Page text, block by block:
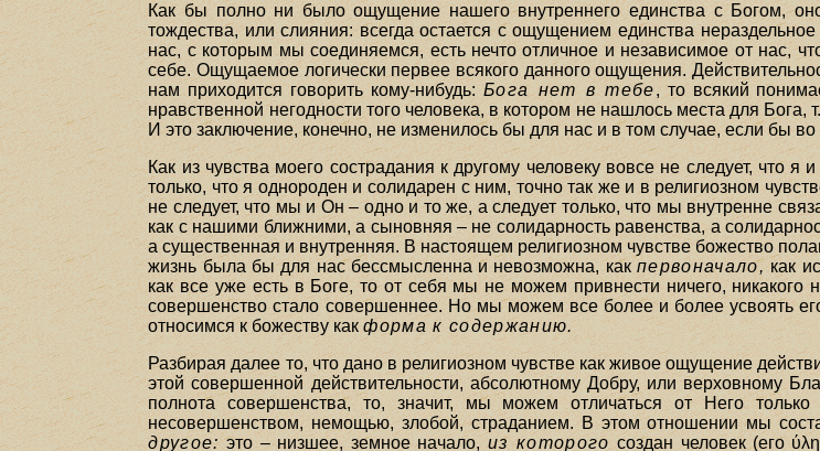
Как бы полно ни было ощущение нашего внутреннего единства с Богом, оно
тождества, или слияния: всегда остается с ощущением единства
нас, с которым мы соединяемся, есть нечто отличное и независимое от
себе. Ощущаемое логически первее всякого данного ощущения.
нам приходится говорить кому-нибудь:Бога нет в тебе, то всякий
нравственной негодности того человека, в котором не нашлось места для
И это заключение, конечно, не изменилось бы для нас и в том случае, если бы
Как из чувства моего сострадания к другому человеку вовсе не следует, что
только, что я однороден и солидарен с ним, точно так же и в религиозном
не следует, что мы и Он – одно и то же, а следует только, что мы внутренне
как с нашими ближними, а сыновняя – не солидарность равенства, а
а существенная и внутренняя. В настоящем религиозном чувстве божество
жизнь была бы для нас бессмысленна и невозможна, как первоначало, как
как все уже есть в Боге, то от себя мы не можем привнести ничего,
совершенство стало совершеннее. Но мы можем все более и более усвоять
относимся к божеству какформа к содержанию.
Разбирая далее то, что дано в религиозном чувстве как живое ощущение
этой совершенной действительности, абсолютному Добру, или верховному
полнота совершенства, то, значит, мы можем отличаться от Него
несовершенством, немощью, злобой, страданием. В этом отношении мы
другое: это – низшее, земное начало, из которого создан человек (его